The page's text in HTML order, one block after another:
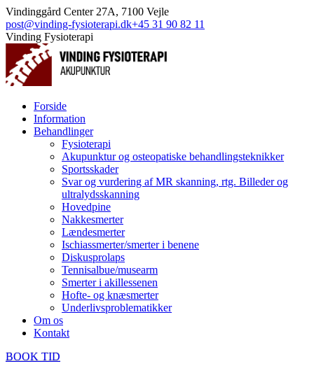
Skip
to
content
Facebook
Vindinggård Center 27A, 7100 Vejle
post@vinding-fysioterapi.dk+45 31 90 82 11
Vinding Fysioterapi
Forside
Information
Behandlinger
Fysioterapi
Akupunktur og osteopatiske behandlingsteknikker
Sportsskader
Svar og vurdering af MR skanning, rtg. Billeder og
ultralydsskanning
Hovedpine
Nakkesmerter
Lændesmerter
Ischiassmerter/smerter i benene
Diskusprolaps
Tennisalbue/musearm
Smerter i akillessenen
Hofte- og knæsmerter
Underlivsproblematikker
Om os
Kontakt
BOOK TID